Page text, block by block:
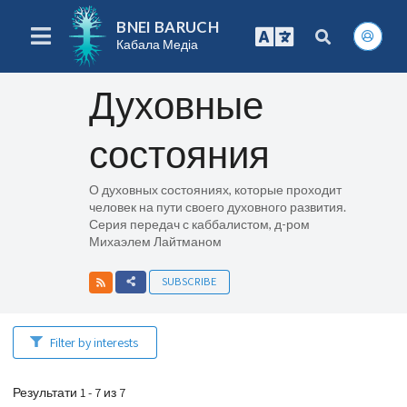
BNEI BARUCH
Кабала Медіа
Духовные
состояния
О духовных состояниях, которые проходит
человек на пути своего духовного развития.
Серия передач с каббалистом, д-ром
Михаэлем Лайтманом
SUBSCRIBE
Filter by interests
Результати 1 - 7 из 7